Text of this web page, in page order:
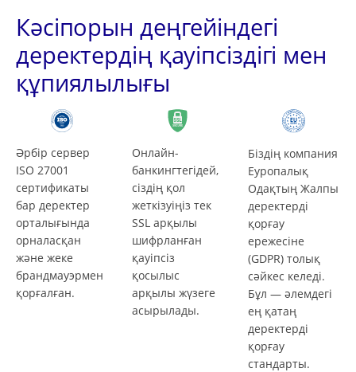
Кәсіпорын деңгейіндегі
деректердің қауіпсіздігі мен
құпиялылығы
Әрбір сервер
ISO 27001
сертификаты
бар деректер
орталығында
орналасқан
және жеке
брандмауэрмен
қорғалған.
Онлайн-
банкингтегідей,
сіздің қол
жеткізуіңіз тек
SSL арқылы
шифрланған
қауіпсіз
қосылыс
арқылы жүзеге
асырылады.
Біздің компания
Еуропалық
Одақтың Жалпы
деректерді
қорғау
ережесіне
(GDPR) толық
сәйкес келеді.
Бұл — әлемдегі
ең қатаң
деректерді
қорғау
стандарты.